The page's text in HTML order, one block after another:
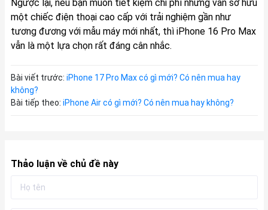
Ngược lại, nếu bạn muốn tiết kiệm chi phí nhưng vẫn sở hữu
một chiếc điện thoại cao cấp với trải nghiệm gần như
tương đương với mẫu máy mới nhất, thì iPhone 16 Pro Max
vẫn là một lựa chọn rất đáng cân nhắc.
Bài viết trước: iPhone 17 Pro Max có gì mới? Có nên mua hay
không?
Bài tiếp theo: iPhone Air có gì mới? Có nên mua hay không?
Thảo luận về chủ đề này